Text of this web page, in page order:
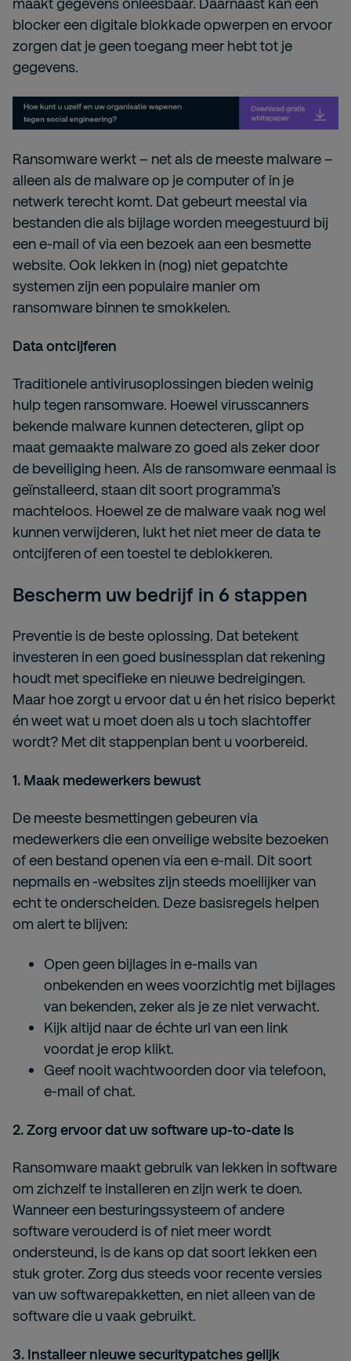
blocker een digitale blokkade opwerpen en ervoor
zorgen dat je geen toegang meer hebt tot je
gegevens.
Ransomware werkt – net als de meeste malware –
alleen als de malware op je computer of in je
netwerk terecht komt. Dat gebeurt meestal via
bestanden die als bijlage worden meegestuurd bij
een e-mail of via een bezoek aan een besmette
website. Ook lekken in (nog) niet gepatchte
systemen zijn een populaire manier om
ransomware binnen te smokkelen.
Data ontcijferen
Traditionele antivirusoplossingen bieden weinig
hulp tegen ransomware. Hoewel virusscanners
bekende malware kunnen detecteren, glipt op
maat gemaakte malware zo goed als zeker door
de beveiliging heen. Als de ransomware eenmaal is
geïnstalleerd, staan dit soort programma’s
machteloos. Hoewel ze de malware vaak nog wel
kunnen verwijderen, lukt het niet meer de data te
ontcijferen of een toestel te deblokkeren.
Bescherm uw bedrijf in 6 stappen
Preventie is de beste oplossing. Dat betekent
investeren in een goed businessplan dat rekening
houdt met specifieke en nieuwe bedreigingen.
Maar hoe zorgt u ervoor dat u én het risico beperkt
én weet wat u moet doen als u toch slachtoffer
wordt? Met dit stappenplan bent u voorbereid.
1. Maak medewerkers bewust
De meeste besmettingen gebeuren via
medewerkers die een onveilige website bezoeken
of een bestand openen via een e-mail. Dit soort
nepmails en -websites zijn steeds moeilijker van
echt te onderscheiden. Deze basisregels helpen
om alert te blijven:
Open geen bijlages in e-mails van
onbekenden en wees voorzichtig met bijlages
van bekenden, zeker als je ze niet verwacht.
Kijk altijd naar de échte url van een link
voordat je erop klikt.
Geef nooit wachtwoorden door via telefoon,
e-mail of chat.
2. Zorg ervoor dat uw software up-to-date is
Ransomware maakt gebruik van lekken in software
om zichzelf te installeren en zijn werk te doen.
Wanneer een besturingssysteem of andere
software verouderd is of niet meer wordt
ondersteund, is de kans op dat soort lekken een
stuk groter. Zorg dus steeds voor recente versies
van uw softwarepakketten, en niet alleen van de
software die u vaak gebruikt.
3. Installeer nieuwe securitypatches gelijk